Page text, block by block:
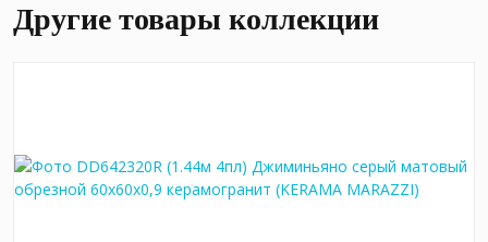
Другие товары коллекции